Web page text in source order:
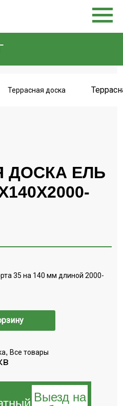
Террасная доска
ДОСКА ЕЛЬ
35 на 140 мм длиной 2000-
,Все товары
Выезд на